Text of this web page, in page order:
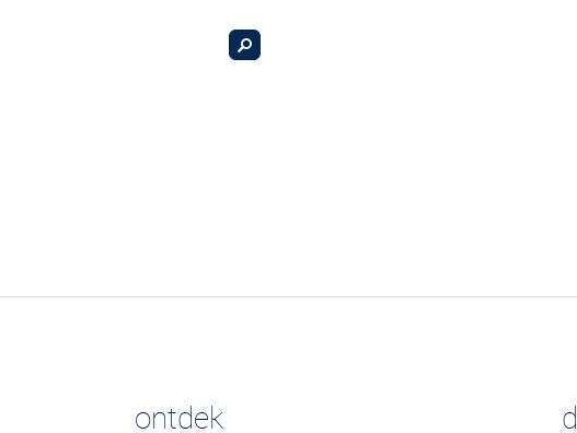
ontdek